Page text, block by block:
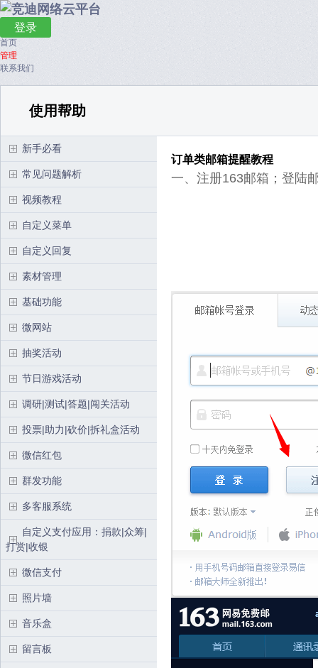
登录
首页
管理
联系我们
使用帮助
新手必看
常见问题解析
视频教程
自定义菜单
自定义回复
素材管理
基础功能
微网站
抽奖活动
节日游戏活动
调研|测试|答题|闯关活动
投票|助力|砍价|拆礼盒活动
微信红包
群发功能
多客服系统
自定义支付应用：捐款|众筹|
打赏|收银
微信支付
照片墙
音乐盒
留言板
订单类邮箱提醒教程
一、注册163邮箱；登陆